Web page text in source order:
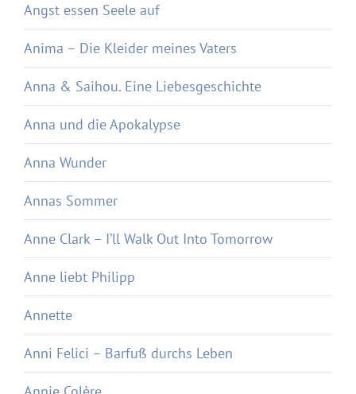
Angst essen Seele auf
Anima – Die Kleider meines Vaters
Anna & Saihou. Eine Liebesgeschichte
Anna und die Apokalypse
Anna Wunder
Annas Sommer
Anne Clark – I’ll Walk Out Into Tomorrow
Anne liebt Philipp
Annette
Anni Felici – Barfuß durchs Leben